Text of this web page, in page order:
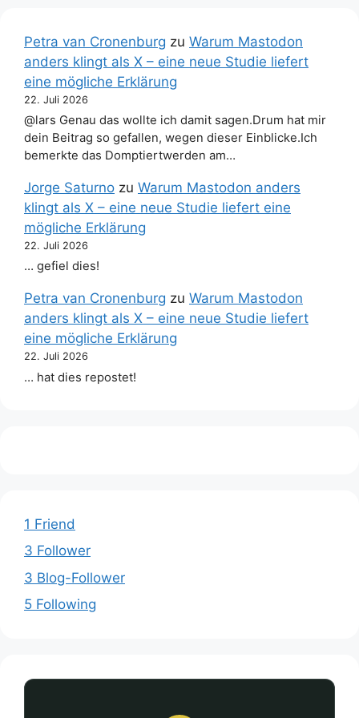
Petra van Cronenburg zu Warum Mastodon
anders klingt als X – eine neue Studie liefert
eine mögliche Erklärung
22. Juli 2026
@lars Genau das wollte ich damit sagen.Drum hat mir
dein Beitrag so gefallen, wegen dieser Einblicke.Ich
bemerkte das Domptiertwerden am…
Jorge Saturno zu Warum Mastodon anders
klingt als X – eine neue Studie liefert eine
mögliche Erklärung
22. Juli 2026
… gefiel dies!
Petra van Cronenburg zu Warum Mastodon
anders klingt als X – eine neue Studie liefert
eine mögliche Erklärung
22. Juli 2026
… hat dies repostet!
1 Friend
3 Follower
3 Blog-Follower
5 Following